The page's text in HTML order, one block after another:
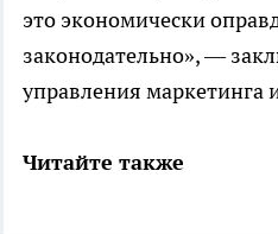
это экономически
законодательно», —
управления маркетинга
Читайте также